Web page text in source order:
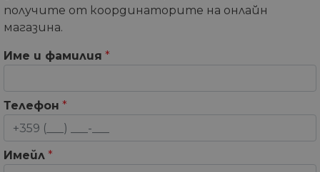
получите от координаторите на онлайн
магазина.
Име и фамилия *
Телефон *
Имейл *